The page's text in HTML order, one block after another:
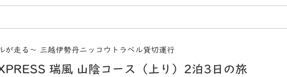
が走る～ 三越伊勢丹ニッコウトラベル貸切運行
瑞風 山陰コース（上り）2泊3日の旅